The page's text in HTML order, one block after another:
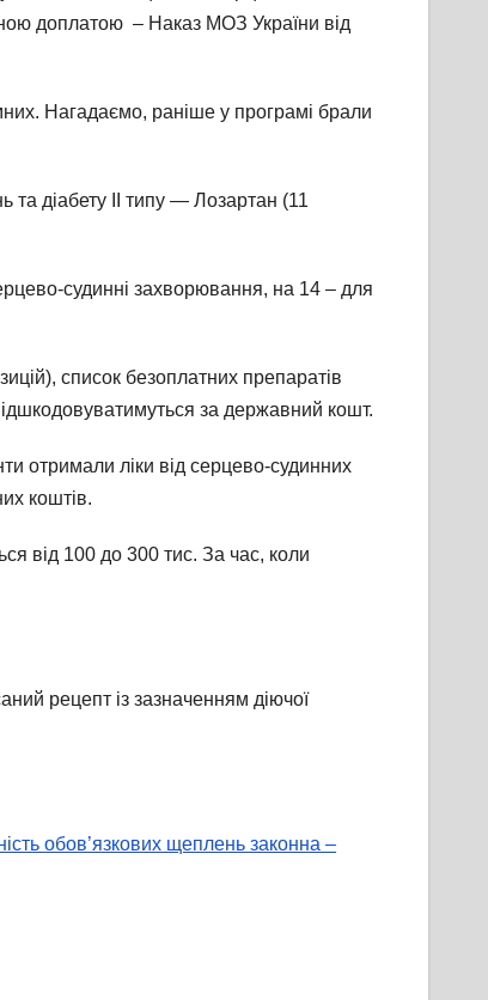
доплатою – Наказ МОЗ України від
Нагадаємо, раніше у програмі брали
діабету ІІ типу — Лозартан (11
судинні захворювання, на 14 – для
список безоплатних препаратів
за державний кошт.
отримали ліки від серцево-судинних
коштів.
від 100 до 300 тис. За час, коли
рецепт із зазначенням діючої
обов’язкових щеплень законна –